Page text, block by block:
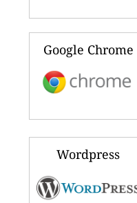
Google Chrome
Wordpress